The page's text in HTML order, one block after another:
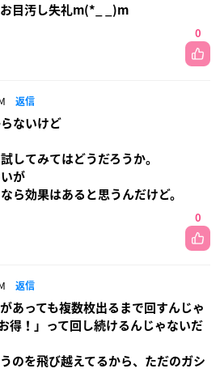
目汚し失礼m(*_ _)m
0
返信
ないけど
してみてはどうだろうか。
が
ら効果はあると思うんだけど。
0
返信
あっても複数枚出るまで回すんじゃ
得！」って回し続けるんじゃないだ
のを飛び越えてるから、ただのガシ